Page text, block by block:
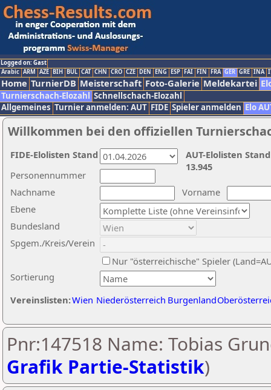
Logged on: Gast
Arabic ARM AZE BIH BUL CAT CHN CRO CZE DEN ENG ESP FAI FIN FRA GER GRE INA
Home TurnierDB Meisterschaft Foto-Galerie Meldekartei
Turnierschach-Elozahl Schnellschach-Elozahl
Allgemeines Turnier anmelden: AUT FIDE Spieler anmelden Elo
Willkommen bei den offiziellen
Nachname
Vorname
Ebene
Sortierung
Personennummer
Bundesland
Spgem./Kreis/Verein
Nur "österreichische" Spieler
Vereinslisten:Wien Niederösterreich Burgenland
AUT-Elolisten
13.945
FIDE-Elolisten Stand
Pnr:147518 Name: Tobias
Grafik Partie-Statistik)